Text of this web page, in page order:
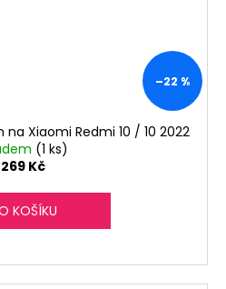
–22 %
Xiaomi Redmi 10 / 10 2022
(1 ks)
269 Kč
KOŠÍKU